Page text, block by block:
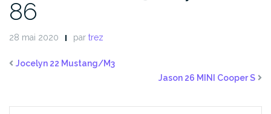
86
28 mai 2020 par trez
Jocelyn 22 Mustang/M3
Jason 26 MINI Cooper S